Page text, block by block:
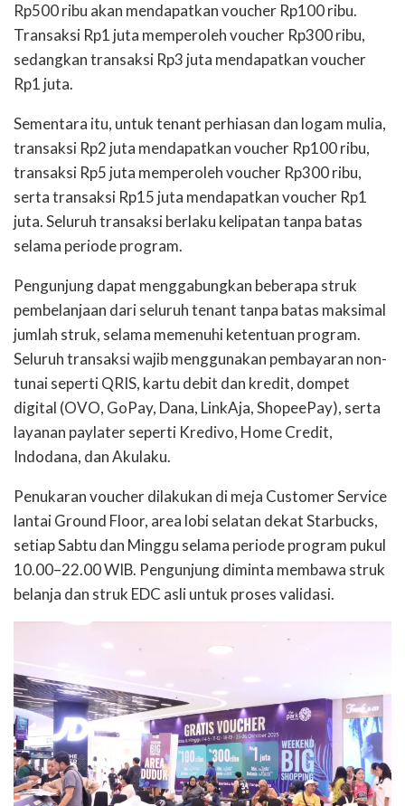
Rp500 ribu akan mendapatkan voucher Rp100 ribu.
Transaksi Rp1 juta memperoleh voucher Rp300 ribu,
sedangkan transaksi Rp3 juta mendapatkan voucher
Rp1 juta.
Sementara itu, untuk tenant perhiasan dan logam mulia,
transaksi Rp2 juta mendapatkan voucher Rp100 ribu,
transaksi Rp5 juta memperoleh voucher Rp300 ribu,
serta transaksi Rp15 juta mendapatkan voucher Rp1
juta. Seluruh transaksi berlaku kelipatan tanpa batas
selama periode program.
Pengunjung dapat menggabungkan beberapa struk
pembelanjaan dari seluruh tenant tanpa batas maksimal
jumlah struk, selama memenuhi ketentuan program.
Seluruh transaksi wajib menggunakan pembayaran non-
tunai seperti QRIS, kartu debit dan kredit, dompet
digital (OVO, GoPay, Dana, LinkAja, ShopeePay), serta
layanan paylater seperti Kredivo, Home Credit,
Indodana, dan Akulaku.
Penukaran voucher dilakukan di meja Customer Service
lantai Ground Floor, area lobi selatan dekat Starbucks,
setiap Sabtu dan Minggu selama periode program pukul
10.00–22.00 WIB. Pengunjung diminta membawa struk
belanja dan struk EDC asli untuk proses validasi.